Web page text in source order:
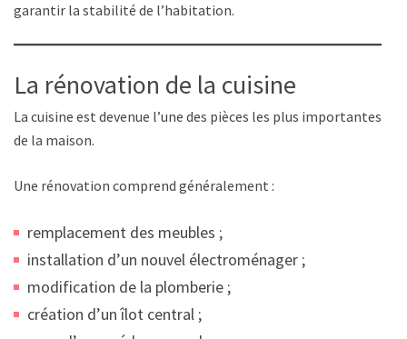
garantir la stabilité de l’habitation.
La rénovation de la cuisine
La cuisine est devenue l’une des pièces les plus importantes
de la maison.
Une rénovation comprend généralement :
remplacement des meubles ;
installation d’un nouvel électroménager ;
modification de la plomberie ;
création d’un îlot central ;